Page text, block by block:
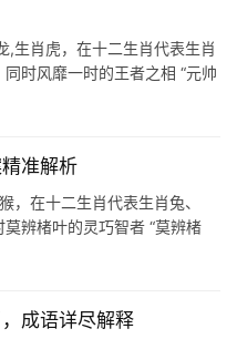
,生肖虎，在十二生肖代表生肖
时风靡一时的王者之相 “元帅
命理中常有“吉凶并存”之象，
准解析
，在十二生肖代表生肖兔、
辨楮叶的灵巧智者 “莫辨楮
其机敏善隐的特质，恰如叶
成语详尽解释